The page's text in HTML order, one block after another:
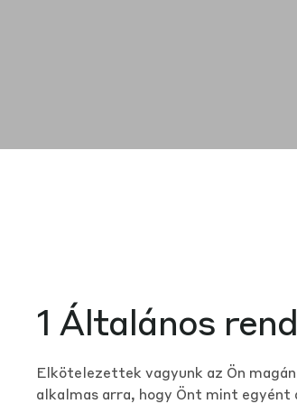
1 Általános
Elkötelezettek vagyunk az Ön
alkalmas arra, hogy Önt mint egyént